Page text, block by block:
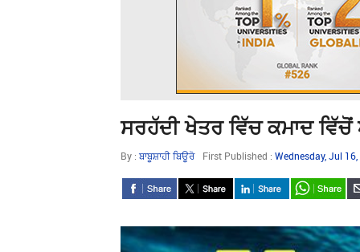
ਸਰਹੱਦੀ ਖੇਤਰ ਵਿੱਚ ਕਮਾਦ
By : ਬਾਬੂਸ਼ਾਹੀ ਬਿਊਰੋ First Published : Wednesday, Jul